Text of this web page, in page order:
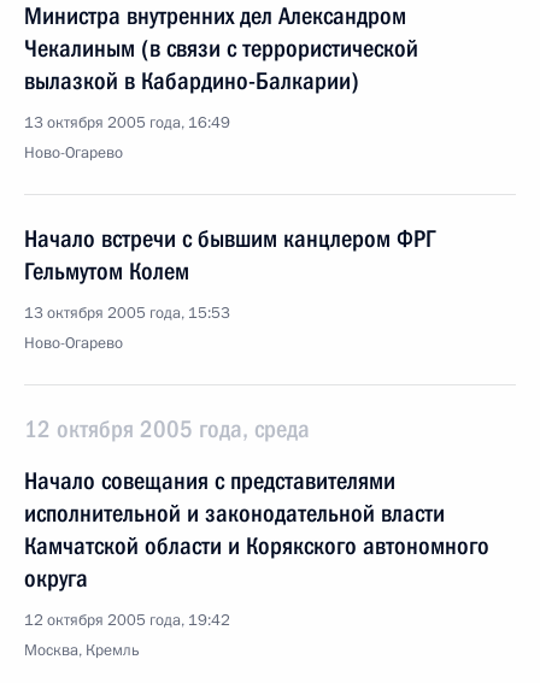
Министра внутренних дел Александром
Чекалиным (в связи с террористической
вылазкой в Кабардино-Балкарии)
13 октября 2005 года, 16:49
Ново-Огарево
Начало встречи с бывшим канцлером ФРГ
Гельмутом Колем
13 октября 2005 года, 15:53
Ново-Огарево
12 октября 2005 года, среда
Начало совещания с представителями
исполнительной и законодательной власти
Камчатской области и Корякского автономного
округа
12 октября 2005 года, 19:42
Москва, Кремль